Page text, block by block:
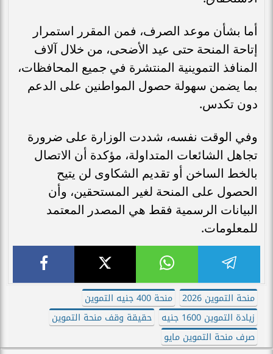
أما بشأن موعد الصرف، فمن المقرر استمرار
إتاحة المنحة حتى عيد الأضحى، من خلال آلاف
المنافذ التموينية المنتشرة في جميع المحافظات،
بما يضمن سهولة حصول المواطنين على الدعم
دون تكدس.
وفي الوقت نفسه، شددت الوزارة على ضرورة
تجاهل الشائعات المتداولة، مؤكدة أن الاتصال
بالخط الساخن أو تقديم الشكاوى لن يتيح
الحصول على المنحة لغير المستحقين، وأن
البيانات الرسمية فقط هي المصدر المعتمد
للمعلومات.
منحة التموين 2026
منحة 400 جنيه التموين
زيادة التموين 1600 جنيه
حقيقة وقف منحة التموين
صرف منحة التموين مايو